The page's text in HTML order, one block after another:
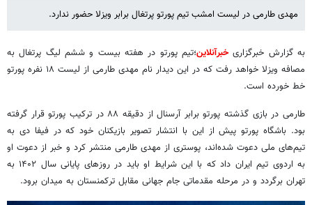
مهدی طارمی در لیست امشب تیم پورتو پرتغال برابر ویزلا حضور ندارد.
به گزارش خبرگزاریخبرآنلاین؛تیم پورتو در هفته بیست و ششم لیگ پرتغال به
مصافه ویزلا خواهد رفت که در این دیدار نام مهدی طارمی از لیست ۱۸ نفره پورتو
خط خورده است.
طارمی در بازی گذشته پورتو برابر آرسنال از دقیقه ۸۸ در ترکیب پورتو قرار گرفته
بود. باشگاه پورتو پیش از این با انتشار تصویر بازیکنان خود که در فیفا دی به
تیم‌های ملی دعوت شده‌اند، پوستری از مهدی طارمی منتشر کرد و خبر از دعوت او
به اردوی تیم ایران داد که با این شرایط او باید در روزهای پایانی سال ۱۴۰۲ به
تهران برگردد و در مرحله مقدماتی جام جهانی مقابل ترکمنستان به میدان برود.